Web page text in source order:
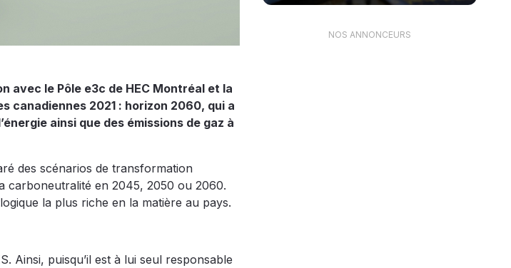
avec le Pôle e3c de HEC Montréal et la
canadiennes 2021 : horizon 2060, qui a
ainsi que des émissions de gaz à
des scénarios de transformation
carboneutralité en 2045, 2050 ou 2060.
la plus riche en la matière au pays.
Ainsi, puisqu’il est à lui seul responsable
NOS ANNONCEURS